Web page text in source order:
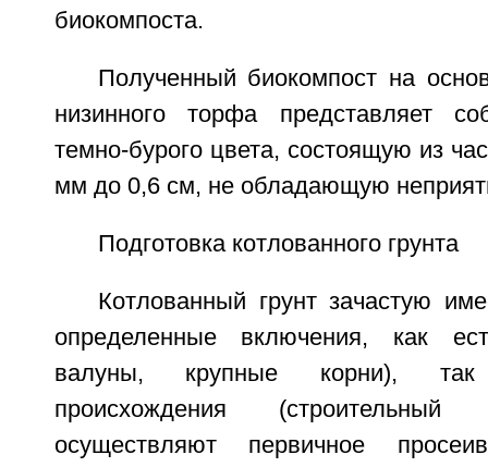
биокомпоста.
Полученный биокомпост на
низинного торфа представляет
темно-бурого цвета, состоящую из
мм до 0,6 см, не обладающую
Подготовка котлованного грунта
Котлованный грунт зачастую
определенные включения, как
валуны, крупные корни), так
происхождения
осуществляют первичное